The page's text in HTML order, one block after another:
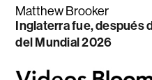
Matthew Brooker
Inglaterra fue, después
del Mundial 2026